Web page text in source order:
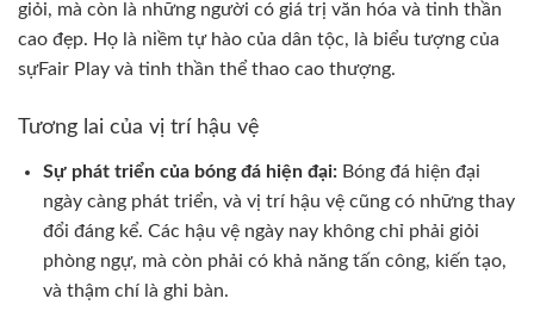
giỏi, mà còn là những người có giá trị văn hóa và tinh thần
cao đẹp. Họ là niềm tự hào của dân tộc, là biểu tượng của
sựFair Play và tinh thần thể thao cao thượng.
Tương lai của vị trí hậu vệ
Sự phát triển của bóng đá hiện đại: Bóng đá hiện đại
ngày càng phát triển, và vị trí hậu vệ cũng có những thay
đổi đáng kể. Các hậu vệ ngày nay không chỉ phải giỏi
phòng ngự, mà còn phải có khả năng tấn công, kiến tạo,
và thậm chí là ghi bàn.